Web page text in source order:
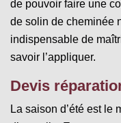
de pouvoir faire une
de solin de cheminée
indispensable de
savoir l’appliquer.
Devis
La saison d’été est le